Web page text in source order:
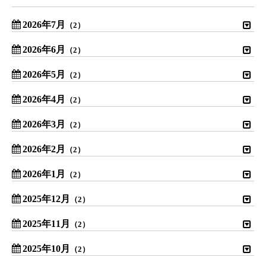
2026年7月 （2）
2026年6月 （2）
2026年5月 （2）
2026年4月 （2）
2026年3月 （2）
2026年2月 （2）
2026年1月 （2）
2025年12月 （2）
2025年11月 （2）
2025年10月 （2）